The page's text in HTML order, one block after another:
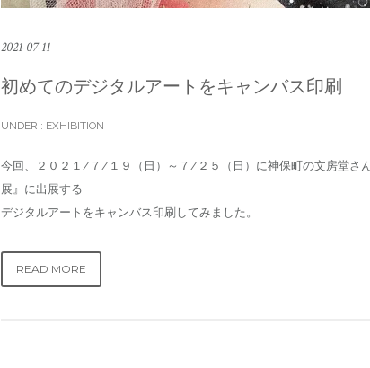
2021-07-11
初めてのデジタルアートをキャンバス印刷
UNDER : EXHIBITION
今回、２０２１/７/１９（日）～７/２５（日）に神保町の文房堂さん
展』に出展する
デジタルアートをキャンバス印刷してみました。
READ MORE